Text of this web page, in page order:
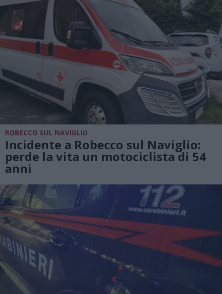
ROBECCO SUL NAVIGLIO
Incidente a Robecco sul Naviglio:
perde la vita un motociclista di 54
anni